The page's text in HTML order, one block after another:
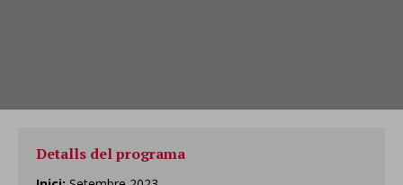
Detalls del programa